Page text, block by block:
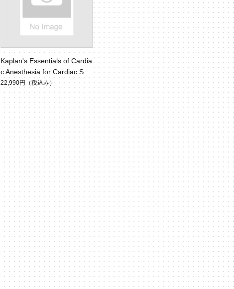
Kaplan's Essentials of Cardia
c Anesthesia for Cardiac Sur
gery
22,990円 （税込み）